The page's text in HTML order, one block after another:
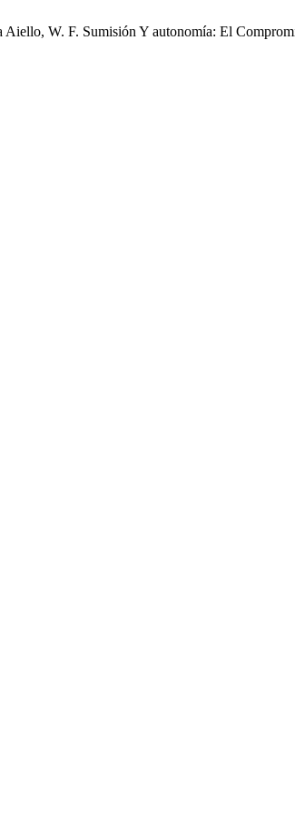
Aiello, W. F. Sumisión Y autonomía: El